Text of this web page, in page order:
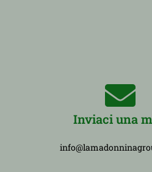
Inviaci una